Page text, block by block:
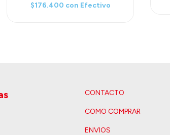
$176.400 con Efectivo
CONTACTO
COMO COMPRAR
ENVIOS